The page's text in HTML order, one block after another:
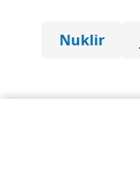
Nuklir